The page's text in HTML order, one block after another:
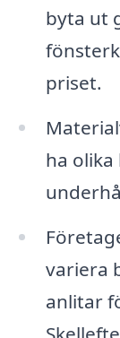
byta ut
priset.
ha
variera
anlitar